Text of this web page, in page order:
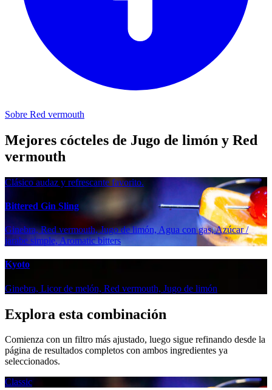
Sobre Red vermouth
Mejores cócteles de Jugo de limón y Red
vermouth
Clásico audaz y refrescante favorito.
Bittered Gin Sling
Ginebra, Red vermouth, Jugo de limón, Agua con gas, Azúcar /
jarabe simple, Aromatic bitters
Kyoto
Ginebra, Licor de melón, Red vermouth, Jugo de limón
Explora esta combinación
Comienza con un filtro más ajustado, luego sigue refinando desde la
página de resultados completos con ambos ingredientes ya
seleccionados.
Classic